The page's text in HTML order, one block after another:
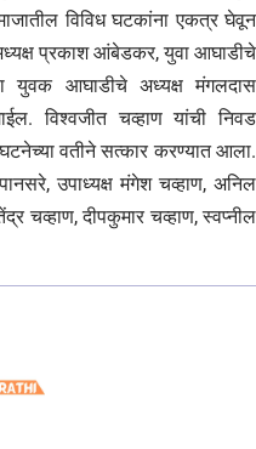
विविध घटकांना एकत्र घेवून
प्रकाश आंबेडकर, युवा आघाडीचे
युवक आघाडीचे अध्यक्ष मंगलदास
विश्वजीत चव्हाण यांची निवड
वतीने सत्कार करण्यात आला.
उपाध्यक्ष मंगेश चव्हाण, अनिल
चव्हाण, दीपकुमार चव्हाण, स्वप्नील